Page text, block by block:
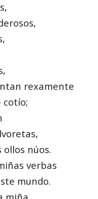
rexamente
cotío;
núos.
verbas
mundo.